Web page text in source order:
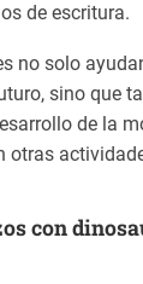
de escritura.
no solo
sino que
de la
otras
con